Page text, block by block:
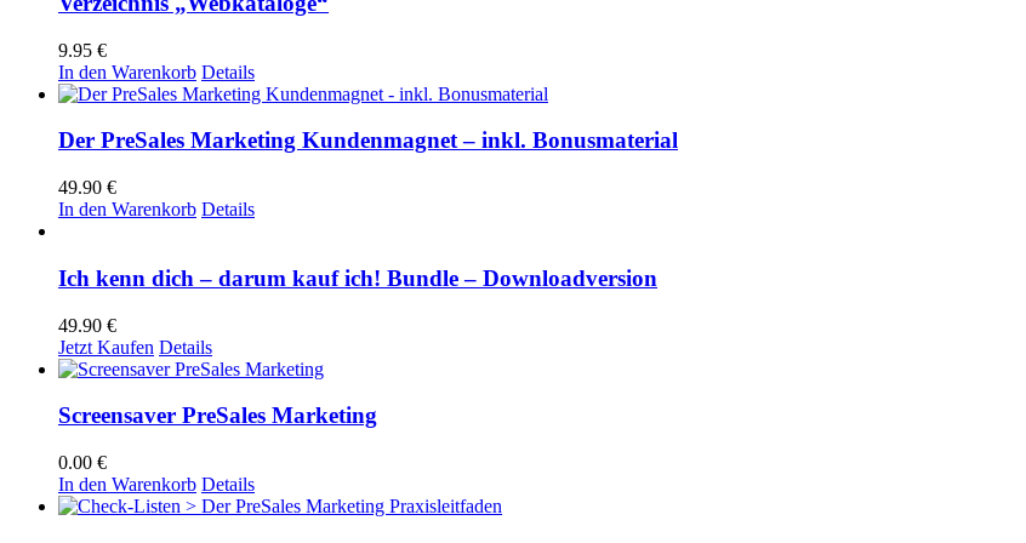
9.95 €
In den Warenkorb Details
Der PreSales Marketing Kundenmagnet – inkl. Bonusmaterial
49.90 €
In den Warenkorb Details
Ich kenn dich – darum kauf ich! Bundle – Downloadversion
49.90 €
Jetzt Kaufen Details
Screensaver PreSales Marketing
0.00 €
In den Warenkorb Details